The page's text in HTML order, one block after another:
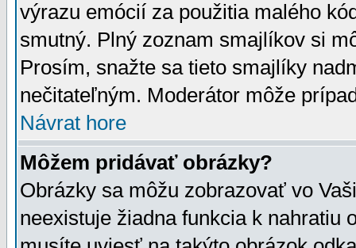
výrazu emócií za použitia malého
smutný. Plný zoznam smajlíkov si
Prosím, snažte sa tieto smajlíky
nečitateľným. Moderátor môže
Návrat hore
Môžem pridávať obrázky?
Obrázky sa môžu zobrazovať vo
neexistuje žiadna funkcia k nahratiu